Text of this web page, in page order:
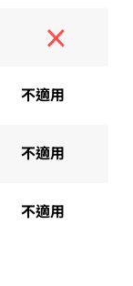
不適用
不適用
不適用